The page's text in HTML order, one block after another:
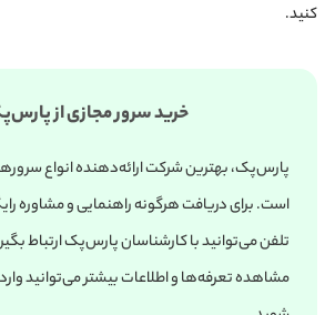
کنید.
خرید سرور مجازی از
پارس‌پک، بهترین شرکت ارائه‌دهنده انواع
است. برای دریافت هرگونه راهنمایی و مشاوره
تلفن می‌توانید با کارشناسان پارس‌پک ارتباط
مشاهده تعرفه‌ها و اطلاعات بیشتر می‌توانید